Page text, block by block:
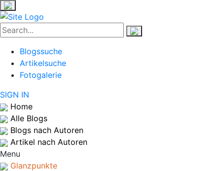
Blogssuche
Artikelsuche
Fotogalerie
SIGN IN
Home
Alle Blogs
Blogs nach Autoren
Artikel nach Autoren
Menu
Glanzpunkte